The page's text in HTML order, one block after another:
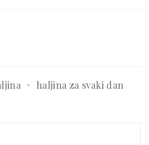
haljina za svaki dan